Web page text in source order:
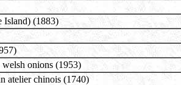
Island) (1883)
onions (1953)
atelier chinois (1740)